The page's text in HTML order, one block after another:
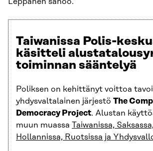
Taiwanissa Polis-
käsitteli
toiminnan sääntelyä
Poliksen on kehittänyt voittoa
yhdysvaltalainen järjestö The
Democracy Project. Alustan
muun muassa Taiwanissa,
Hollannissa, Ruotsissa ja